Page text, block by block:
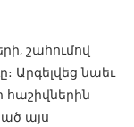
շահումով
Արգելվեց նաեւ
այս